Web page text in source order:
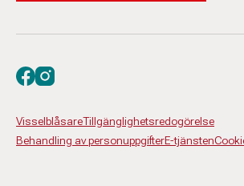
VisselblåsareTillgänglighetsredogörelse
Behandling av personuppgifterE-tjänsten
Besök oss på facebook
Besök oss på instagram